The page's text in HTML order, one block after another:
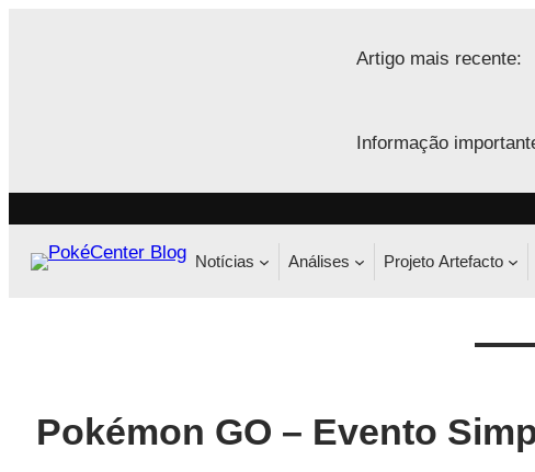
Artigo mais recente:
Informação
Notícias Análises Projeto Artefacto
Pokémon GO – Evento